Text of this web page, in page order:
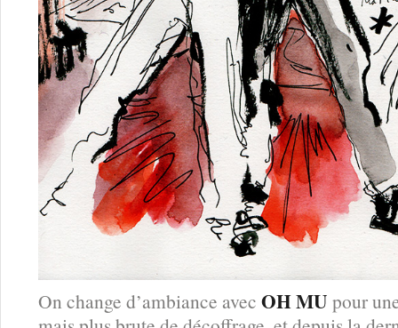
On change d’ambiance avec OH MU pour